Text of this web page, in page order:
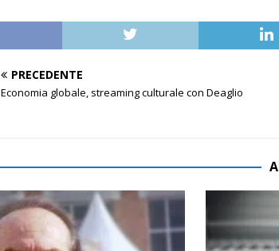
PRECEDENTE
Economia globale, streaming culturale con Deaglio